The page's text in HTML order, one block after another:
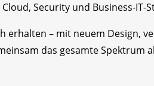
Security und Business-
erhalten – mit neuem Design,
das gesamte Spektrum